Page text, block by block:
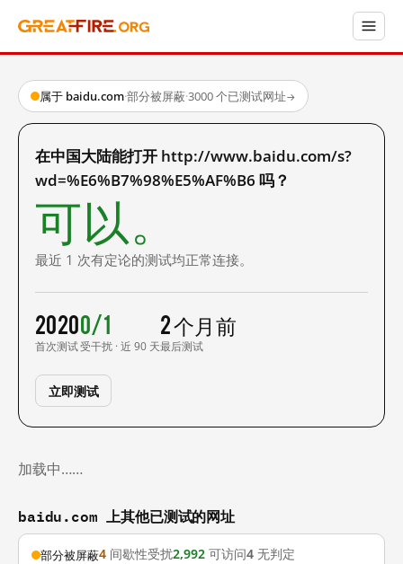
属于 baidu.com·部分被屏蔽·3000 个已测试网址→
在中国大陆能打开 http://www.baidu.com/s?
wd=%E6%B7%98%E5%AF%B6 吗？
可以。
最近 1 次有定论的测试均正常连接。
2020
首次测试
0/1
受干扰 · 近 90 天
2 个月前
最后测试
立即测试
加载中……
baidu.com 上其他已测试的网址
部分被屏蔽4 间歇性受扰2,992 可访问4 无判定